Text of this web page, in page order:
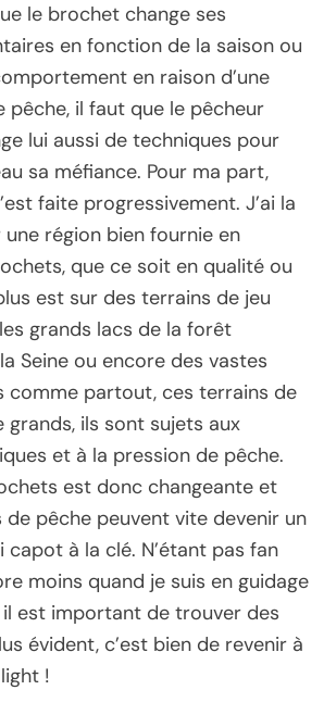
le brochet change ses
en fonction de la saison ou
en raison d’une
il faut que le pêcheur
lui aussi de techniques pour
sa méfiance. Pour ma part,
faite progressivement. J’ai la
une région bien fournie en
que ce soit en qualité ou
est sur des terrains de jeu
grands lacs de la forêt
Seine ou encore des vastes
comme partout, ces terrains de
grands, ils sont sujets aux
et à la pression de pêche.
est donc changeante et
pêche peuvent vite devenir un
capot à la clé. N’étant pas fan
moins quand je suis en guidage
il est important de trouver des
évident, c’est bien de revenir à
!